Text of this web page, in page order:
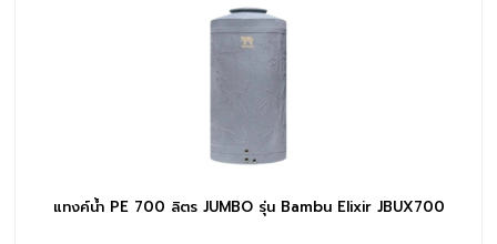
แทงค์น้ำ PE 700 ลิตร JUMBO รุ่น Bambu Elixir JBUX700